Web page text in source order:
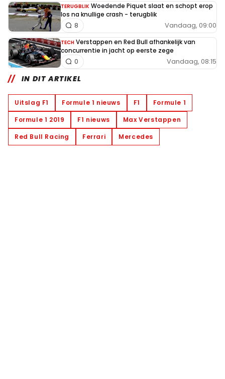
TERUGBLIK Woedende Piquet slaat en schopt erop
los na knullige crash - terugblik
Vandaag, 09:00
8
TECH Verstappen en Red Bull afhankelijk van
concurrentie in jacht op eerste zege
Vandaag, 08:15
0
IN DIT ARTIKEL
Uitslag F1 Formule 1 nieuws F1
Formule 1
Formule 1 2019
F1 nieuws
Max Verstappen
Red Bull Racing
Ferrari Mercedes